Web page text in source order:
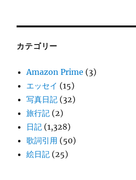
カテゴリー
Amazon Prime (3)
エッセイ (15)
写真日記 (32)
旅行記 (2)
日記 (1,328)
歌詞引用 (50)
絵日記 (25)